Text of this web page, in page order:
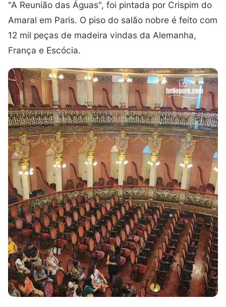
"A Reunião das Águas", foi pintada por Crispim do
Amaral em Paris. O piso do salão nobre é feito com
12 mil peças de madeira vindas da Alemanha,
França e Escócia.